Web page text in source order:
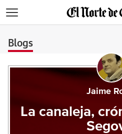
Blogs
Jaime
La canaleja,